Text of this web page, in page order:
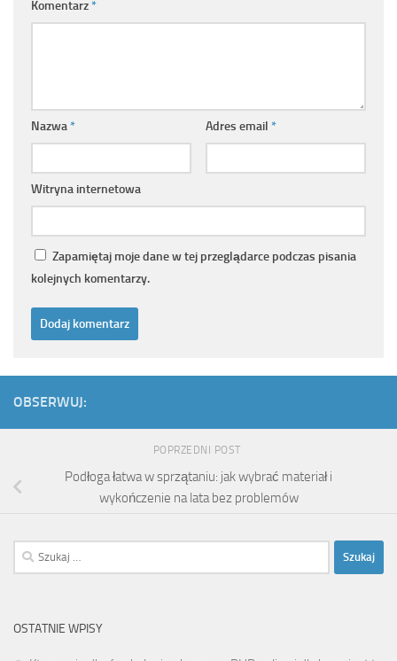
Komentarz*
Nazwa* Adres email *
Witryna internetowa
Zapamiętaj moje dane w tej przeglądarce podczas pisania
kolejnych komentarzy.
OBSERWUJ:
POPRZEDNI POST
Podłoga łatwa w sprzątaniu: jak wybrać materiał i
wykończenie na lata bez problemów
Szukaj:
OSTATNIE WPISY